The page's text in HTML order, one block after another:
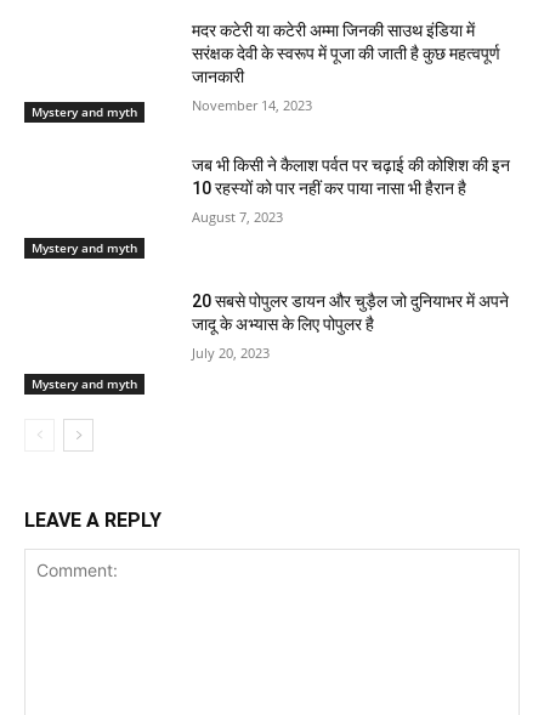
Mystery and myth
मदर कटेरी या कटेरी अम्मा जिनकी साउथ इंडिया में
सरंक्षक देवी के स्वरूप में पूजा की जाती है कुछ महत्वपूर्ण
जानकारी
November 14, 2023
Mystery and myth
जब भी किसी ने कैलाश पर्वत पर चढ़ाई की कोशिश की इन
10 रहस्यों को पार नहीं कर पाया नासा भी हैरान है
August 7, 2023
Mystery and myth
20 सबसे पोपुलर डायन और चुड़ैल जो दुनियाभर में अपने
जादू के अभ्यास के लिए पोपुलर है
July 20, 2023
LEAVE A REPLY